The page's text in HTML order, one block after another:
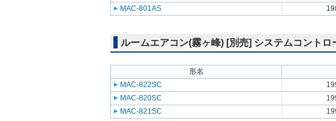
MAC-801AS
ルームエアコン(霧ヶ峰) [別売] システムコント
形名
MAC-822SC
MAC-820SC
MAC-821SC